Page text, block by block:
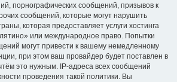
порнографических сообщений, призывов к
сообщений, которые могут нарушить
которая предоставляет услуги хостинга
или международное право. Попытки
могут привести к вашему немедленному
при этом ваш провайдер будет поставлен в
это нужным. IP-адреса всех сообщений
проведения такой политики. Вы